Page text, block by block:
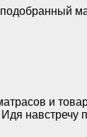
и
навстречу